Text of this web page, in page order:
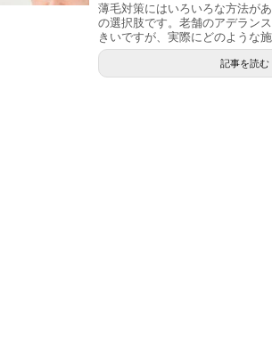
薄毛対策にはいろいろな方法が
の選択肢です。老舗のアデラン
きいですが、実際にどのような施
記事を読む